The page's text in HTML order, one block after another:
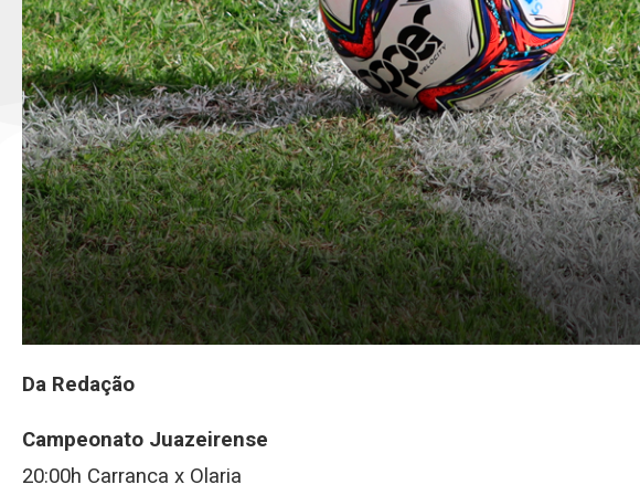
Da Redação
Campeonato Juazeirense
20:00h Carranca x Olaria